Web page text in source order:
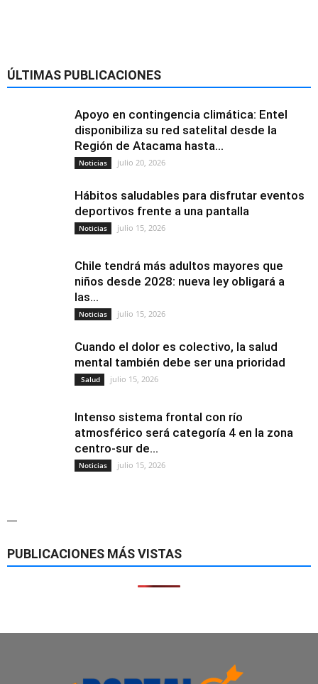
ÚLTIMAS PUBLICACIONES
Apoyo en contingencia climática: Entel
disponibiliza su red satelital desde la
Región de Atacama hasta...
Noticias julio 20, 2026
Hábitos saludables para disfrutar eventos
deportivos frente a una pantalla
Noticias julio 15, 2026
Chile tendrá más adultos mayores que
niños desde 2028: nueva ley obligará a
las...
Noticias julio 15, 2026
Cuando el dolor es colectivo, la salud
mental también debe ser una prioridad
Salud julio 15, 2026
Intenso sistema frontal con río
atmosférico será categoría 4 en la zona
centro-sur de...
Noticias julio 15, 2026
—
PUBLICACIONES MÁS VISTAS